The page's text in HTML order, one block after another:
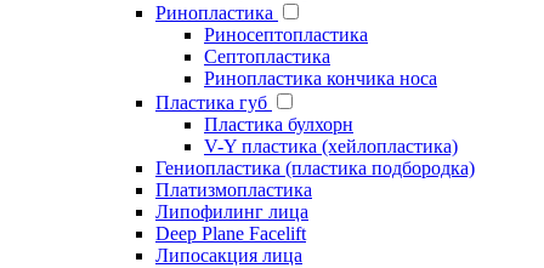
Ринопластика
Риносептопластика
Септопластика
Ринопластика кончика носа
Пластика губ
Пластика булхорн
V-Y пластика (хейлопластика)
Гениопластика (пластика подбородка)
Платизмопластика
Липофилинг лица
Deep Plane Facelift
Липосакция лица